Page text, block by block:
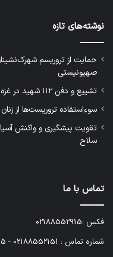
نوشته‌های تازه
حمایت از تروریسم
صهیونیستی
تشییع و دفن ۱۱۲ شهید در غزه پس از سه سال
سوءاستفاده تروریست‌ها از
تقویت پیشگیری و واکنش
سلاح
تماس با ما
فکس :02188552915
شماره تماس : 02188552151 - 02188552915 - 02188552536